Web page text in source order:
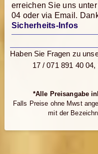
erreichen Sie uns
04 oder via Email.
Sicherheits-Infos
Haben Sie Fragen zu
17 / 071 891 40 04,
*Alle Preisangabe
Falls Preise ohne Mwst
mit der